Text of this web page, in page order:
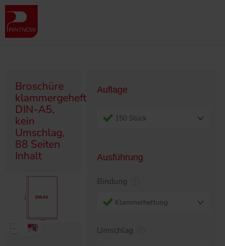
" >
Produktübersicht
Broschüre klammergeheftet, DIN-A5, kein Umschlag, 88 Seiten Inhalt
Broschüre
klammergeheftet,
DIN-A5,
kein
Umschlag,
88 Seiten
Inhalt
Auflage
150 Stück
Ausführung
Bindung
Klammerheftung
Umschlag